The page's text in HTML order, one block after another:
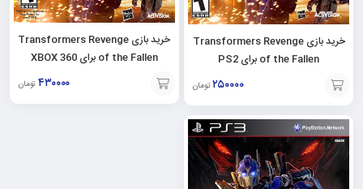
خرید بازی Transformers Revenge
of the Fallen برای PS2
۲۵۰۰۰۰ تومان
افزودن
به
سبد
خرید بازی Transformers Revenge
of the Fallen برای XBOX 360
۴۳۰۰۰۰ تومان
افزودن